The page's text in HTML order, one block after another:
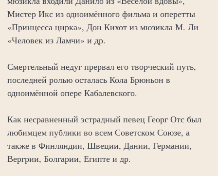
Мистер Икс из одноимённого фильма и оперетты
«Принцесса цирка», Дон Кихот из мюзикла М. Ли
«Человек из Ламчи» и др.
Смертельный недуг прервал его творческий путь,
последней ролью осталась Кола Брюньон в
одноимённой опере Кабалевского.
Как несравненный эстрадный певец Георг Отс был
любимцем публики во всем Советском Союзе, а
также в Финляндии, Швеции, Дании, Германии,
Вергрии, Болгарии, Египте и др.